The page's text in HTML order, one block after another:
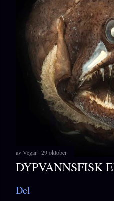
avVegar 29 oktober
DYPVANNSFISK
Del